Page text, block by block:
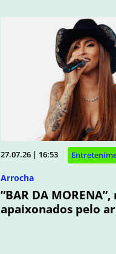
27.07.26 | 16:53
Arrocha
”BAR DA
apaixonados pelo